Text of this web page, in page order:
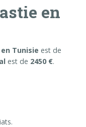
en
Tunisie est de
est de 2450 €.